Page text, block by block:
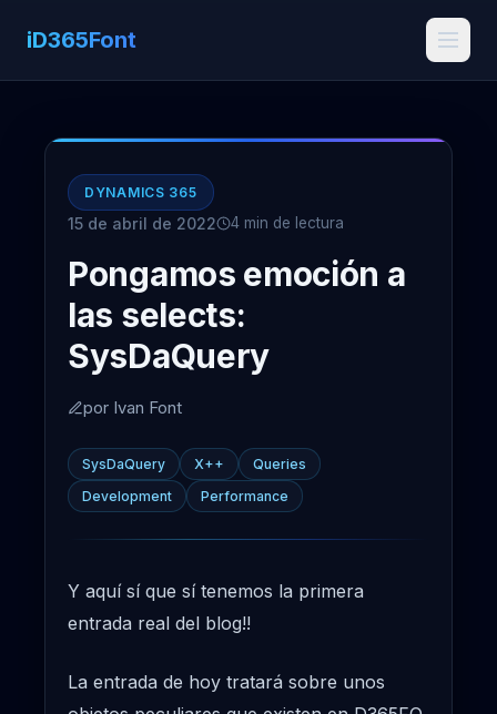
iD365Font
DYNAMICS 365
15 de abril de 2022 4 min de lectura
Pongamos emoción a
las selects:
SysDaQuery
por Ivan Font
SysDaQuery X++
Queries
Development
Performance
Y aquí sí que sí tenemos la primera
entrada real del blog!!
La entrada de hoy tratará sobre unos